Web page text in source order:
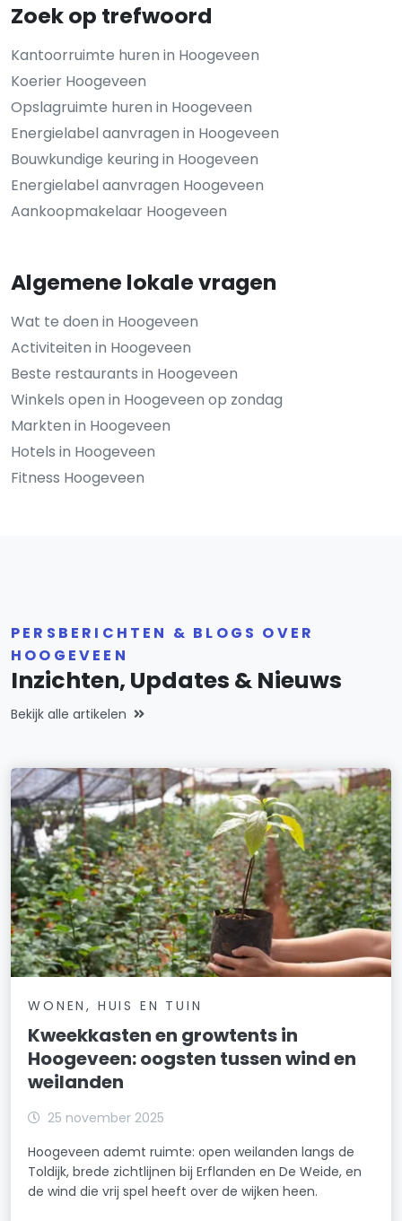
Zoek op trefwoord
Kantoorruimte huren in Hoogeveen
Koerier Hoogeveen
Opslagruimte huren in Hoogeveen
Energielabel aanvragen in Hoogeveen
Bouwkundige keuring in Hoogeveen
Energielabel aanvragen Hoogeveen
Aankoopmakelaar Hoogeveen
Algemene lokale vragen
Wat te doen in Hoogeveen
Activiteiten in Hoogeveen
Beste restaurants in Hoogeveen
Winkels open in Hoogeveen op zondag
Markten in Hoogeveen
Hotels in Hoogeveen
Fitness Hoogeveen
PERSBERICHTEN & BLOGS OVER
HOOGEVEEN
Inzichten, Updates & Nieuws
Bekijk alle artikelen
WONEN, HUIS EN TUIN
Kweekkasten en growtents in
Hoogeveen: oogsten tussen wind en
weilanden
25 november 2025
Hoogeveen ademt ruimte: open weilanden langs de
Toldijk, brede zichtlijnen bij Erflanden en De Weide, en
de wind die vrij spel heeft over de wijken heen.